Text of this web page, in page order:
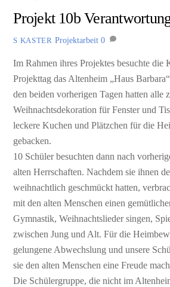
Projekt 10b
S KASTER Projektarbeit 0
Im Rahmen ihres Projektes besuchte die
Projekttag das Altenheim „Haus
den beiden vorherigen Tagen hatten alle
Weihnachtsdekoration für Fenster und
leckere Kuchen und Plätzchen für die
gebacken.
10 Schüler besuchten dann nach
alten Herrschaften. Nachdem sie ihnen
weihnachtlich geschmückt hatten,
mit den alten Menschen einen
Gymnastik, Weihnachtslieder singen,
zwischen Jung und Alt. Für die
gelungene Abwechslung und unsere
sie den alten Menschen eine Freude
Die Schülergruppe, die nicht im